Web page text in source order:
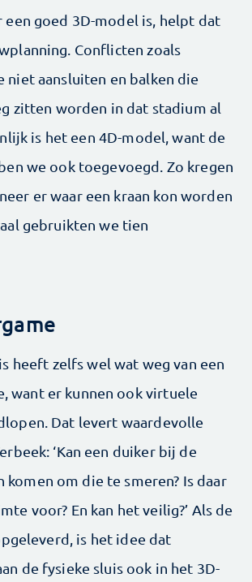
een goed 3D-model is, helpt dat
Conflicten zoals
niet aansluiten en balken die
zitten worden in dat stadium al
is het een 4D-model, want de
we ook toegevoegd. Zo kregen
er waar een kraan kon worden
gebruikten we tien
heeft zelfs wel wat weg van een
want er kunnen ook virtuele
Dat levert waardevolle
‘Kan een duiker bij de
komen om die te smeren? Is daar
voor? En kan het veilig?’ Als de
is het idee dat
de fysieke sluis ook in het 3D-